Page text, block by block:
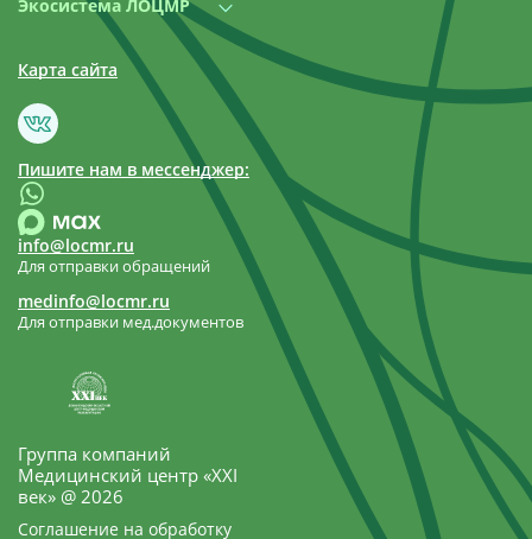
Группа компаний
Медицинский центр «XXI
век» @ 2026
Соглашение на обработку
Экосистема ЛОЦМР
Карта сайта
Пишите нам в мессенджер:
info@locmr.ru
Для отправки обращений
medinfo@locmr.ru
Для отправки мед.документов